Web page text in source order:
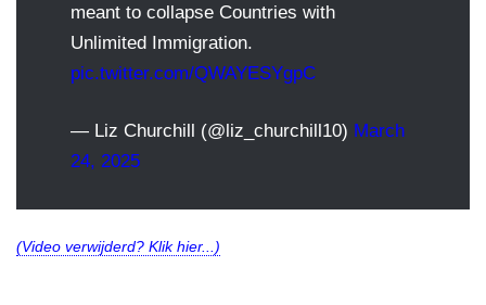
meant to collapse Countries with
Unlimited Immigration.
pic.twitter.com/QWAYESYgpC
— Liz Churchill (@liz_churchill10) March
24, 2025
(Video verwijderd? Klik hier...)